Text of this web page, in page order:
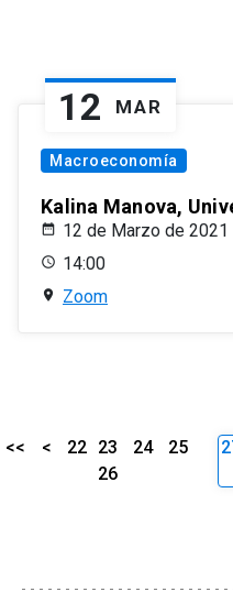
12 MAR
Macroeconomía
Kalina Manova,
12 de Marzo de 2021
14:00
Zoom
<< < 22 23 24
25
26